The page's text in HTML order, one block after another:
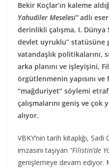
Bekir Koçlar’ın kaleme
Yahudiler Meselesi”adlı
derinlikli çalışma, I. Dünya
devlet uyruklu” statüsüne
vatandaşlık politikalarını,
arka planını ve işleyişini,
örgütlenmenin yapısını
“mağduriyet” söylemi
çalışmalarını geniş ve
alıyor.
VBKY’nin tarih kitaplığı,
imzasını taşıyan “Filistin’de
genişlemeye devam ediyor.